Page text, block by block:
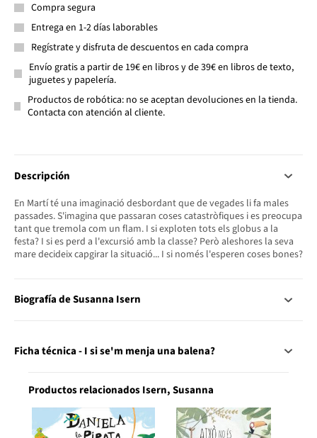
Compra segura
Entrega en 1-2 días laborables
Regístrate y disfruta de descuentos en cada compra
Envío gratis a partir de 19€ en libros y de 39€ en libros de texto,
juguetes y papelería.
Productos de robótica: no se aceptan devoluciones en la tienda.
Contacta con atención al cliente.
Descripción
En Martí té una imaginació desbordant que de vegades li fa males
passades. S'imagina que passaran coses catastròfiques i es preocupa
tant que tremola com un flam. I si exploten tots els globus a la
festa? I si es perd a l'excursió amb la classe? Però aleshores la seva
mare decideix capgirar la situació... I si només l'esperen coses bones?
Biografía de Susanna Isern
Ficha técnica - I si se'm menja una balena?
Productos relacionados Isern, Susanna